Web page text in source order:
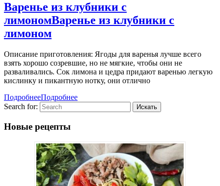
Варенье из клубники с
лимономВаренье из клубники с
лимоном
Описание приготовления: Ягоды для варенья лучше всего
взять хорошо созревшие, но не мягкие, чтобы они не
разваливались. Сок лимона и цедра придают варенью легкую
кислинку и пикантную нотку, они отлично
ПодробнееПодробнее
Search for:
Новые рецепты